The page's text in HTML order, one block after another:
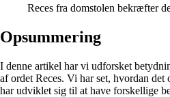
Reces fra domstolen bekræfter
Opsummering
I denne artikel har vi udforsket
af ordet Reces. Vi har set, hvordan
har udviklet sig til at have forskellige